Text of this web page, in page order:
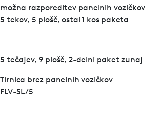
možna razporeditev panelnih vozičkov
5 tekov, 5 plošč, ostal 1 kos paketa
5 tečajev, 9 plošč, 2-delni paket zunaj
Tirnica brez panelnih vozičkov
FLV-SL/5